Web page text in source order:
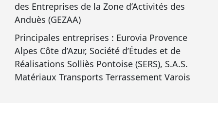
des Entreprises de la Zone d’Activités des
Anduès (GEZAA)
Principales entreprises : Eurovia Provence
Alpes Côte d’Azur, Société d’Études et de
Réalisations Solliès Pontoise (SERS), S.A.S.
Matériaux Transports Terrassement Varois